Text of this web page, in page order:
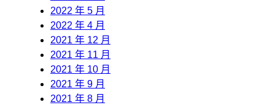
2022 年 5 月
2022 年 4 月
2021 年 12 月
2021 年 11 月
2021 年 10 月
2021 年 9 月
2021 年 8 月